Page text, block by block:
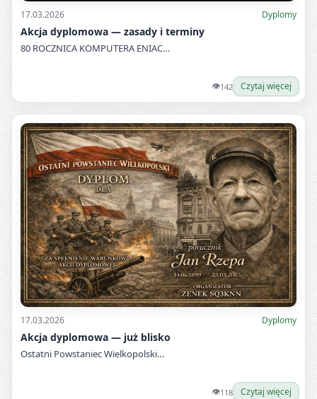
17.03.2026 Dyplomy
Akcja dyplomowa — zasady i terminy
80 ROCZNICA KOMPUTERA ENIAC…
👁142 Czytaj więcej
17.03.2026 Dyplomy
Akcja dyplomowa — już blisko
Ostatni Powstaniec Wielkopolski…
👁118 Czytaj więcej